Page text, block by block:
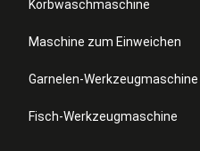
Korbwaschmaschine
Maschine zum Einweichen
Garnelen-Werkzeugmaschine
Fisch-Werkzeugmaschine